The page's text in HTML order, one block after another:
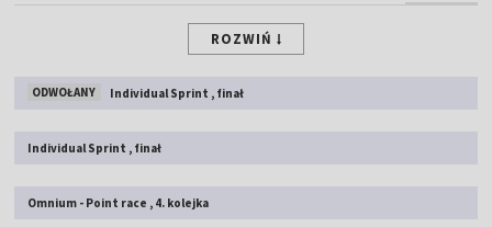
ROZWIŃ
ODWOŁANY Individual Sprint , finał
Individual Sprint , finał
Omnium - Point race , 4. kolejka